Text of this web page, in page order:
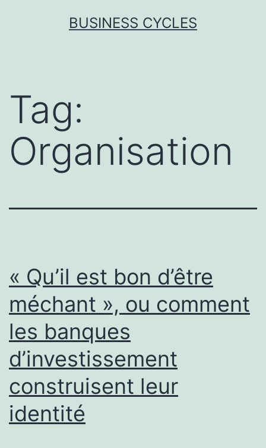
BUSINESS CYCLES
Tag:
Organisation
« Qu’il est bon d’être
méchant », ou comment
les banques
d’investissement
construisent leur
identité